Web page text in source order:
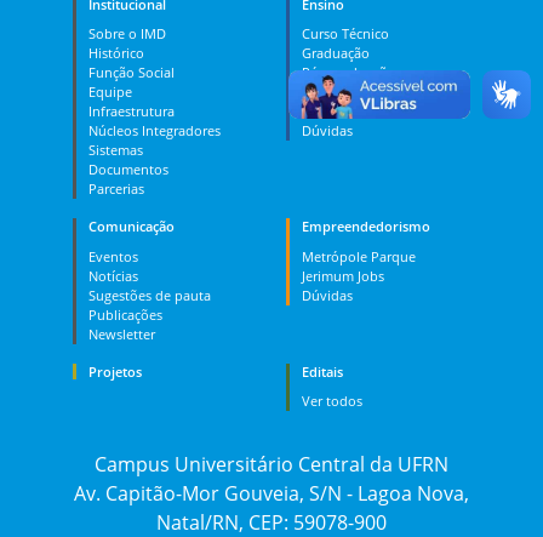
Institucional
Sobre o IMD
Histórico
Função Social
Equipe
Infraestrutura
Núcleos Integradores
Sistemas
Documentos
Parcerias
Ensino
Curso Técnico
Graduação
Pós-graduação
PES
MOOC
Dúvidas
Comunicação
Eventos
Notícias
Sugestões de pauta
Publicações
Newsletter
Empreendedorismo
Metrópole Parque
Jerimum Jobs
Dúvidas
Projetos
Editais
Ver todos
Campus Universitário Central da UFRN
Av. Capitão-Mor Gouveia, S/N - Lagoa Nova,
Natal/RN, CEP: 59078-900